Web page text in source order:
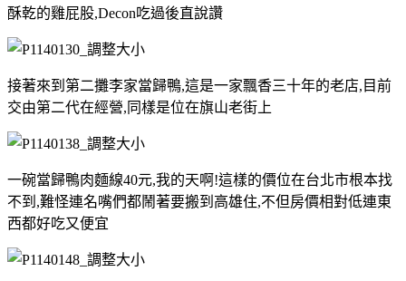
酥乾的雞屁股,Decon吃過後直說讚
接著來到第二攤李家當歸鴨,這是一家飄香三十年的老店,目前
交由第二代在經營,同樣是位在旗山老街上
一碗當歸鴨肉麵線40元,我的天啊!這樣的價位在台北市根本找
不到,難怪連名嘴們都鬧著要搬到高雄住,不但房價相對低連東
西都好吃又便宜